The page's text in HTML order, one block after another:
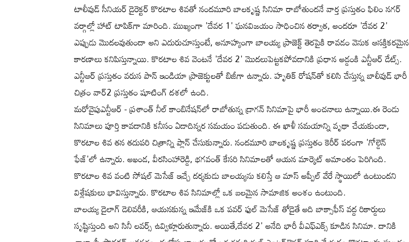
టాలీవుడ్ సీనియర్ డైరెక్టర్ కొరటాల శివతో నందమూరి బాలకృష్ణ సినిమా రాబోతుందనే వార్త ప్రస్తుతం ఫిలిం నగర్
వర్గాల్లో హాట్ టాపిక్‌గా మారింది. ముఖ్యంగా 'దేవర 1' ఘనవిజయం సాధించిన తర్వాత, అందరూ 'దేవర 2'
ఎప్పుడు మొదలవుతుందా అని ఎదురుచూస్తుంటే, అనూహ్యంగా బాలయ్య ప్రాజెక్ట్ తెరపైకి రావడం వెనుక ఆసక్తికరమైన
కారణాలు కనిపిస్తున్నాయి. కొరటాల శివ వెంటనే 'దేవర 2' మొదలుపెట్టకపోవడానికి ప్రధాన అడ్డంకి ఎన్టీఆర్ డేట్స్.
ఎన్టీఆర్ ప్రస్తుతం వరుస పాన్ ఇండియా ప్రాజెక్టులతో బిజీగా ఉన్నారు. హృతిక్ రోషన్‌తో కలిసి చేస్తున్న బాలీవుడ్ భారీ
చిత్రం వార్2 ప్రస్తుతం షూటింగ్ దశలో ఉంది.
మరోవైపుఎన్టీఆర్ - ప్రశాంత్ నీల్ కాంబినేషన్‌లో రాబోతున్న డ్రాగన్ సినిమాపై భారీ అంచనాలు ఉన్నాయి.ఈ రెండు
సినిమాలు పూర్తి కావడానికి కనీసం ఏడాదిన్నర సమయం పడుతుంది. ఈ ఖాళీ సమయాన్ని వృథా చేయకుండా,
కొరటాల శివ తన తదుపరి చిత్రాన్ని ప్లాన్ చేసుకున్నారు. నందమూరి బాలకృష్ణ ప్రస్తుతం కెరీర్ పరంగా 'గోల్డెన్
ఫేజ్'లో ఉన్నారు. అఖండ, వీరసింహారెడ్డి, భగవంత్ కేసరి సినిమాలతో ఆయన మార్కెట్ అమాంతం పెరిగింది.
కొరటాల శివ వంటి సోషల్ మెసేజ్ ఇచ్చే దర్శకుడు బాలయ్యను కలిస్తే ఆ మాస్ అప్పీల్ వేరే స్థాయిలో ఉంటుందని
విశ్లేషకులు భావిస్తున్నారు. కొరటాల శివ సినిమాల్లో ఒక బలమైన సామాజిక అంశం ఉంటుంది.
బాలయ్య డైలాగ్ డెలివరీకి, ఆయనకున్న ఇమేజ్‌కి ఒక పవర్ ఫుల్ మెసేజ్ తోడైతే అది బాక్సాఫీస్ వద్ద రికార్డులు
సృష్టిస్తుంది అని సినీ లవర్స్ ఉవ్విళ్లూరుతున్నారు. అయితే,దేవర 2' అనేది భారీ వీఎఫ్ఎక్స్ కూడిన సినిమా. దానికి